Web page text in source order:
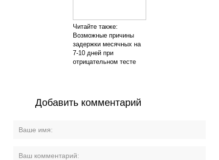
Читайте также:
Возможные причины
задержки месячных на
7-10 дней при
отрицательном тесте
Добавить комментарий